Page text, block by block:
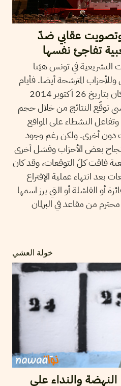
عقابي ضدّ
تفاجئ نفسها
التشريعية في تونس هيّنا
المترشحة أيضا. فأيام
قليلة قبل يوم الإقتراع الذي كان بتاريخ 26 أكتوبر 2014
توقّع النتائج من خلال حجم
النشطاء على المواقع
دون أخرى. ولكن رغم وجود
بعض الأحزاب وفشل أخرى
فاقت كلّ التوقعات، وقد كان
بعد انتهاء عملية الإقتراع
أو الفاشلة أو التي برز اسمها
من مقاعد في البرلمان
خولة العشي
والنداء على